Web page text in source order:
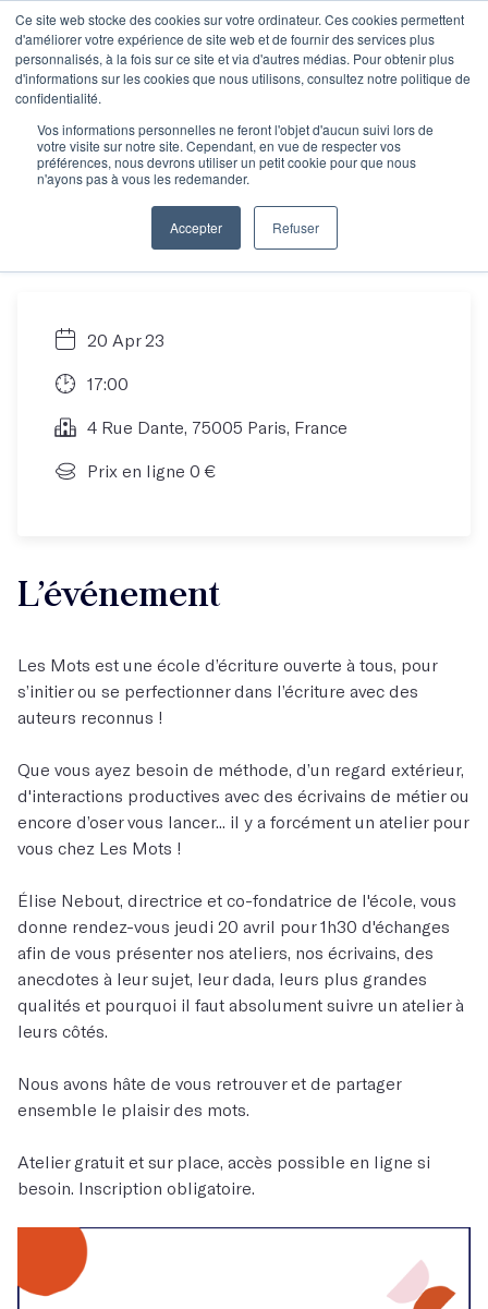
Ce site web stocke des cookies sur votre ordinateur. Ces cookies permettent
d'améliorer votre expérience de site web et de fournir des services plus
personnalisés, à la fois sur ce site et via d'autres médias. Pour obtenir plus
d'informations sur les cookies que nous utilisons, consultez notre politique de
confidentialité.
Vos informations personnelles ne feront l'objet d'aucun suivi lors de
votre visite sur notre site. Cependant, en vue de respecter vos
préférences, nous devrons utiliser un petit cookie pour que nous
n'ayons pas à vous les redemander.
Accepter Refuser
Rencontre
informative : trouver
son atelier idéal
20 Apr 23
17:00
4 Rue Dante, 75005 Paris, France
Prix en ligne 0 €
L’événement
Les Mots est une école d’écriture ouverte à tous, pour
s’initier ou se perfectionner dans l’écriture avec des
auteurs reconnus !
Que vous ayez besoin de méthode, d’un regard extérieur,
d'interactions productives avec des écrivains de métier ou
encore d’oser vous lancer... il y a forcément un atelier pour
vous chez Les Mots !
Élise Nebout, directrice et co-fondatrice de l'école, vous
donne rendez-vous jeudi 20 avril pour 1h30 d'échanges
afin de vous présenter nos ateliers, nos écrivains, des
anecdotes à leur sujet, leur dada, leurs plus grandes
qualités et pourquoi il faut absolument suivre un atelier à
leurs côtés.
Nous avons hâte de vous retrouver et de partager
ensemble le plaisir des mots.
Atelier gratuit et sur place, accès possible en ligne si
besoin. Inscription obligatoire.